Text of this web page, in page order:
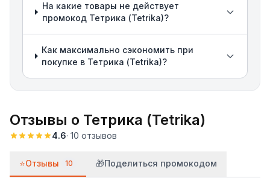
На какие товары не действует
промокод Тетрика (Tetrika)?
Как максимально сэкономить при
покупке в Тетрика (Tetrika)?
Отзывы о Тетрика (Tetrika)
4.6· 10 отзывов
⭐Отзывы 10 🎁Поделиться промокодом